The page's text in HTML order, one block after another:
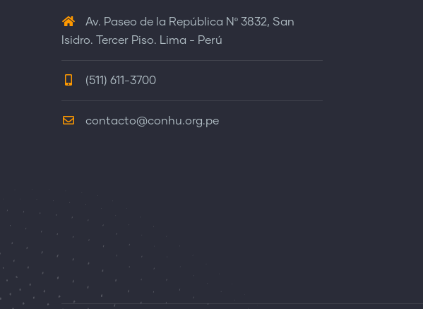
Av. Paseo de la República Nº 3832, San
Isidro. Tercer Piso. Lima - Perú
(511) 611-3700
contacto@conhu.org.pe